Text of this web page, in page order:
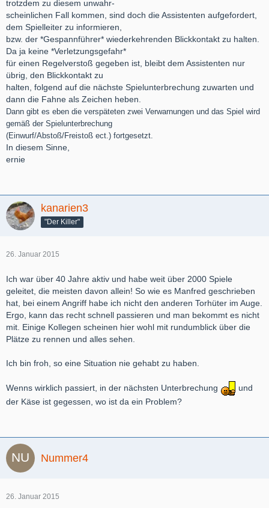
trotzdem zu diesem unwahr-
scheinlichen Fall kommen, sind doch die Assistenten aufgefordert,
dem Spielleiter zu informieren,
bzw. der *Gespannführer* wiederkehrenden Blickkontakt zu halten.
Da ja keine *Verletzungsgefahr*
für einen Regelverstoß gegeben ist, bleibt dem Assistenten nur
übrig, den Blickkontakt zu
halten, folgend auf die nächste Spielunterbrechung zuwarten und
dann die Fahne als Zeichen heben.
Dann gibt es eben die verspäteten zwei Verwarnungen und das Spiel wird
gemäß der Spielunterbrechung
(Einwurf/Abstoß/Freistoß ect.) fortgesetzt.
In diesem Sinne,
ernie
kanarien3
"Der Killer"
26. Januar 2015
Ich war über 40 Jahre aktiv und habe weit über 2000 Spiele
geleitet, die meisten davon allein! So wie es Manfred geschrieben
hat, bei einem Angriff habe ich nicht den anderen Torhüter im Auge.
Ergo, kann das recht schnell passieren und man bekommt es nicht
mit. Einige Kollegen scheinen hier wohl mit rundumblick über die
Plätze zu rennen und alles sehen.
Ich bin froh, so eine Situation nie gehabt zu haben.
Wenns wirklich passiert, in der nächsten Unterbrechung
und
der Käse ist gegessen, wo ist da ein Problem?
Nummer4
26. Januar 2015